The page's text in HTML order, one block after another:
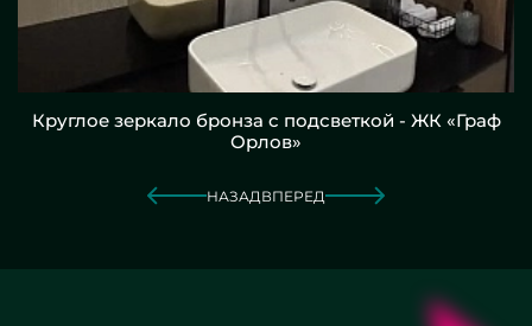
Круглое зеркало бронза с подсветкой - ЖК «Граф
Орлов»
НАЗАД ВПЕРЕД